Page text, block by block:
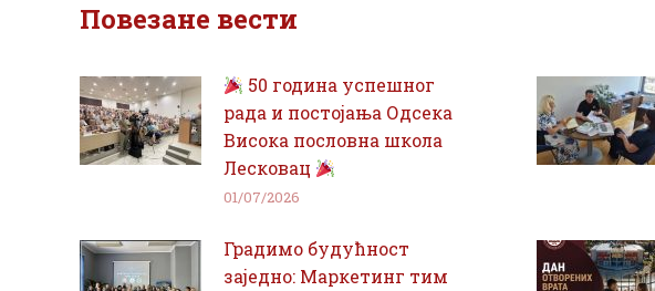
Повезане вести
50 година успешног
рада и постојања Одсека
Висока пословна школа
Лесковац
01/07/2026
Градимо будућност
заједно: Маркетинг тим